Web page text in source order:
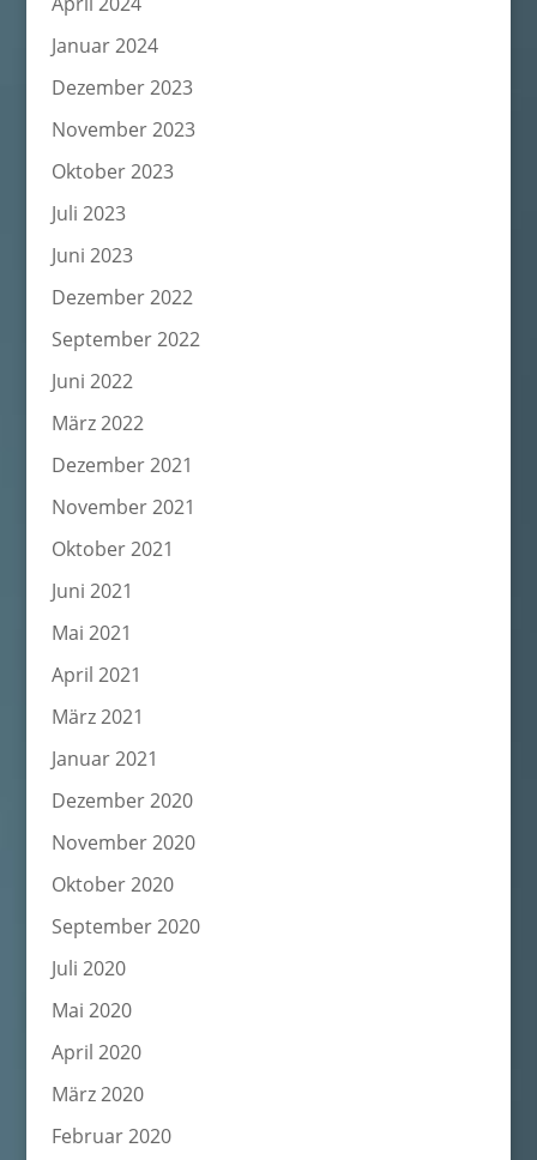
Januar 2024
Dezember 2023
November 2023
Oktober 2023
Juli 2023
Juni 2023
Dezember 2022
September 2022
Juni 2022
März 2022
Dezember 2021
November 2021
Oktober 2021
Juni 2021
Mai 2021
April 2021
März 2021
Januar 2021
Dezember 2020
November 2020
Oktober 2020
September 2020
Juli 2020
Mai 2020
April 2020
März 2020
Februar 2020